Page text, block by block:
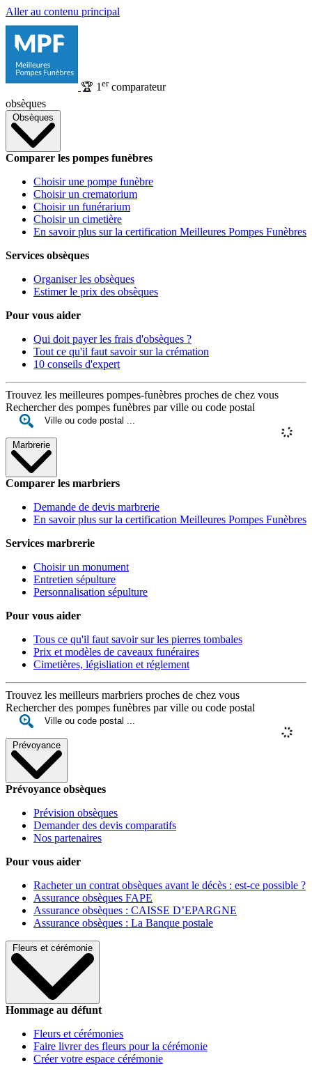
Aller au contenu principal
🏆 1 ercomparateur
obsèques
Obsèques
Comparer les pompes funèbres
Choisir une pompe funèbre
Choisir un crematorium
Choisir un funérarium
Choisir un cimetière
En savoir plus sur la certification Meilleures Pompes Funèbres
Services obsèques
Organiser les obsèques
Estimer le prix des obsèques
Pour vous aider
Qui doit payer les frais d'obsèques ?
Tout ce qu'il faut savoir sur la crémation
10 conseils d'expert
Trouvez les meilleures pompes-funèbres proches de chez vous
Rechercher des pompes funèbres par ville ou code postal
Marbrerie
Comparer les marbriers
Demande de devis marbrerie
En savoir plus sur la certification Meilleures Pompes Funèbres
Services marbrerie
Choisir un monument
Entretien sépulture
Personnalisation sépulture
Pour vous aider
Tous ce qu'il faut savoir sur les pierres tombales
Prix et modèles de caveaux funéraires
Cimetières, législiation et réglement
Trouvez les meilleurs marbriers proches de chez vous
Rechercher des pompes funèbres par ville ou code postal
Prévoyance
Prévoyance obsèques
Prévision obsèques
Demander des devis comparatifs
Nos partenaires
Pour vous aider
Racheter un contrat obsèques avant le décès : est-ce possible ?
Assurance obsèques FAPE
Assurance obsèques : CAISSE D’EPARGNE
Assurance obsèques : La Banque postale
Fleurs et cérémonie
Hommage au défunt
Fleurs et cérémonies
Faire livrer des fleurs pour la cérémonie
Créer votre espace cérémonie